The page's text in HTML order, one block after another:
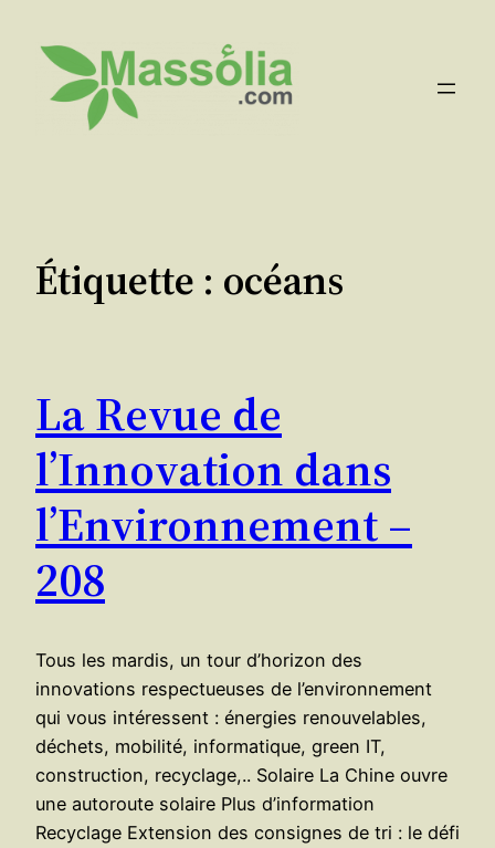
contenu
Étiquette : océans
La Revue de
l’Innovation dans
l’Environnement –
208
Tous les mardis, un tour d’horizon des
innovations respectueuses de l’environnement
qui vous intéressent : énergies renouvelables,
déchets, mobilité, informatique, green IT,
construction, recyclage,.. Solaire La Chine ouvre
une autoroute solaire Plus d’information
Recyclage Extension des consignes de tri : le défi